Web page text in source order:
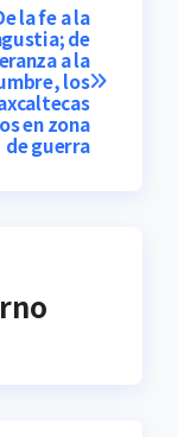
la fe a la
de
a la
los
en zona
de guerra